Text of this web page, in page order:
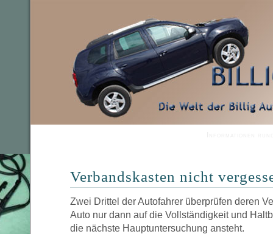
Verbandskasten nicht
Zwei Drittel der Autofahrer überprüfen deren
Auto nur dann auf die Vollständigkeit und
die nächste Hauptuntersuchung ansteht.